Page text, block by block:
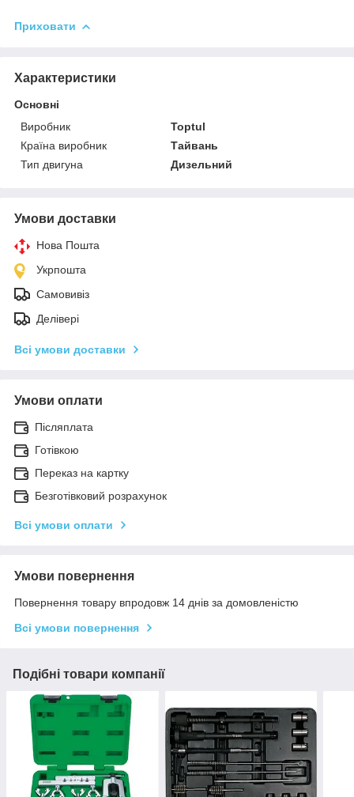
Приховати
Характеристики
Основні
Виробник
Toptul
Країна виробник
Тайвань
Тип двигуна
Дизельний
Умови доставки
Нова Пошта
Укрпошта
Самовивіз
Делівері
Всі умови доставки
Умови оплати
Післяплата
Готівкою
Переказ на картку
Безготівковий розрахунок
Всі умови оплати
Умови повернення
Повернення товару впродовж 14 днів за домовленістю
Всі умови повернення
Подібні товари компанії